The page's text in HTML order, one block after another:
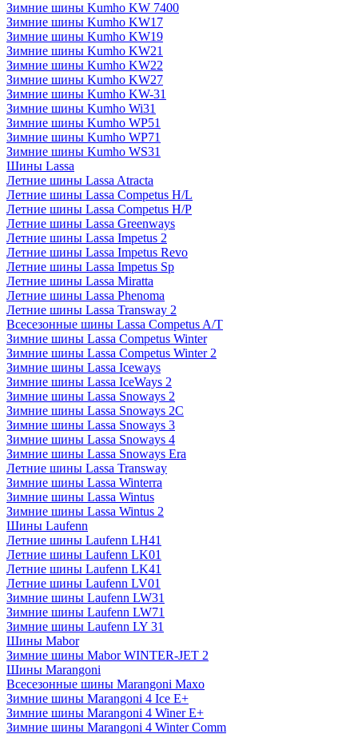
Зимние шины Kumho KW 7400
Зимние шины Kumho KW17
Зимние шины Kumho KW19
Зимние шины Kumho KW21
Зимние шины Kumho KW22
Зимние шины Kumho KW27
Зимние шины Kumho KW-31
Зимние шины Kumho Wi31
Зимние шины Kumho WP51
Зимние шины Kumho WP71
Зимние шины Kumho WS31
Шины Lassa
Летние шины Lassa Atracta
Летние шины Lassa Competus H/L
Летние шины Lassa Competus H/P
Летние шины Lassa Greenways
Летние шины Lassa Impetus 2
Летние шины Lassa Impetus Revo
Летние шины Lassa Impetus Sp
Летние шины Lassa Miratta
Летние шины Lassa Phenoma
Летние шины Lassa Transway 2
Всесезонные шины Lassa Competus A/T
Зимние шины Lassa Competus Winter
Зимние шины Lassa Competus Winter 2
Зимние шины Lassa Iceways
Зимние шины Lassa IceWays 2
Зимние шины Lassa Snoways 2
Зимние шины Lassa Snoways 2C
Зимние шины Lassa Snoways 3
Зимние шины Lassa Snoways 4
Зимние шины Lassa Snoways Era
Летние шины Lassa Transway
Зимние шины Lassa Winterra
Зимние шины Lassa Wintus
Зимние шины Lassa Wintus 2
Шины Laufenn
Летние шины Laufenn LH41
Летние шины Laufenn LK01
Летние шины Laufenn LK41
Летние шины Laufenn LV01
Зимние шины Laufenn LW31
Зимние шины Laufenn LW71
Зимние шины Laufenn LY 31
Шины Mabor
Зимние шины Mabor WINTER-JET 2
Шины Marangoni
Всесезонные шины Marangoni Maxo
Зимние шины Marangoni 4 Ice E+
Зимние шины Marangoni 4 Winer E+
Зимние шины Marangoni 4 Winter Comm